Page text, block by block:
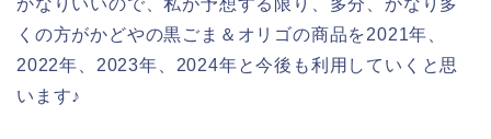
くの方がかどやの黒ごま＆オリゴの商品を2021年、
2022年、2023年、2024年と今後も利用していくと思
います♪